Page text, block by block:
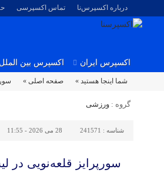
درباره اکسپرس‌نا تماس اکسپرسی
اکسپرس ایران اکسپرس بین الملل
شما اینجا هستید » صفحه اصلی »
گروه : ورزشی
شناسه : 241571 28 می 2026 - 11:55
سورپرایز قلعه‌نویی